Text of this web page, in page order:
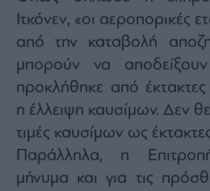
Ιτκόνεν, «οι αεροπορικές
από την καταβολή
μπορούν να
προκλήθηκε από
η έλλειψη καυσίμων. Δεν
τιμές καυσίμων ως
Παράλληλα, η
μήνυμα και για τις